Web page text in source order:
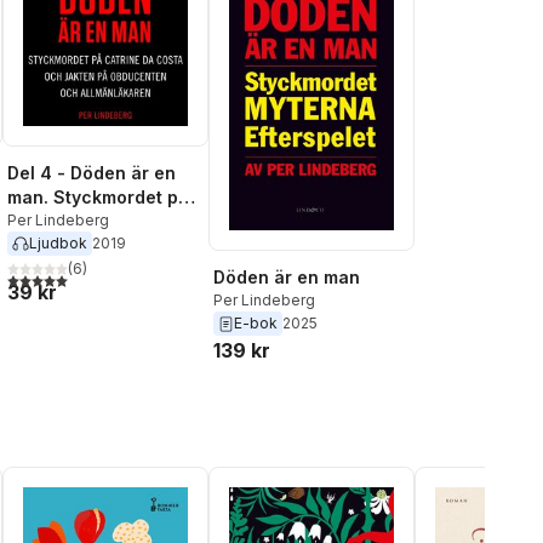
röster:
Del 4 - Döden är en
man. Styckmordet på
Catrine da Costa och
jakten på Obducenten
och Allmänläkaren
Per Lindeberg
Ljudbok 2019
5,0utav 5 stjärnor. Totalt antal röster:
(6)
39 kr
Döden är en man
Per Lindeberg
E-bok 2025
139 kr